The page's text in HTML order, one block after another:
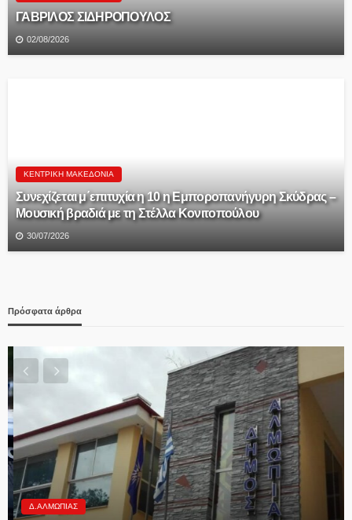
ΓΑΒΡΙΛΟΣ ΣΙΔΗΡΟΠΟΥΛΟΣ
02/08/2026
ΚΕΝΤΡΙΚΉ ΜΑΚΕΔΟΝΊΑ
Συνεχίζεται μ΄επιτυχία η 10 η Εμποροπανήγυρη Σκύδρας –
Μουσική βραδιά με τη Στέλλα Κονιτοπούλου
30/07/2026
Πρόσφατα άρθρα
Δ.ΑΛΜΩΠΊΑΣ